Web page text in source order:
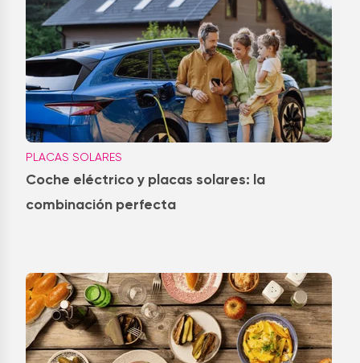
PLACAS SOLARES
Coche eléctrico y placas solares: la
combinación perfecta